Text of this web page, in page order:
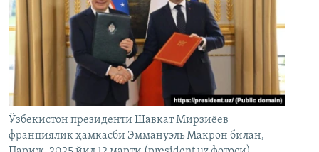
Ўзбекистон президенти Шавкат Мирзиёев
франциялик ҳамкасби Эммануэль Макрон билан,